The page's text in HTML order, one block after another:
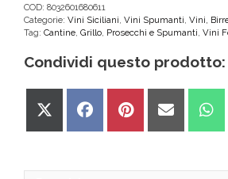
Feudo
Arancio
quantità
COD: 8032601680611
Categorie: Vini Siciliani, Vini Spumanti, Vini,
Tag: Cantine, Grillo, Prosecchi e Spumanti, Vini
Condividi questo prodotto:
Share
Share
Share
Share